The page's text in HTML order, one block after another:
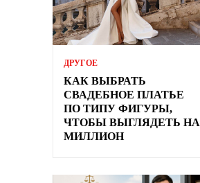
ДРУГОЕ
КАК ВЫБРАТЬ
СВАДЕБНОЕ ПЛАТЬЕ
ПО ТИПУ ФИГУРЫ,
ЧТОБЫ ВЫГЛЯДЕТЬ НА
МИЛЛИОН